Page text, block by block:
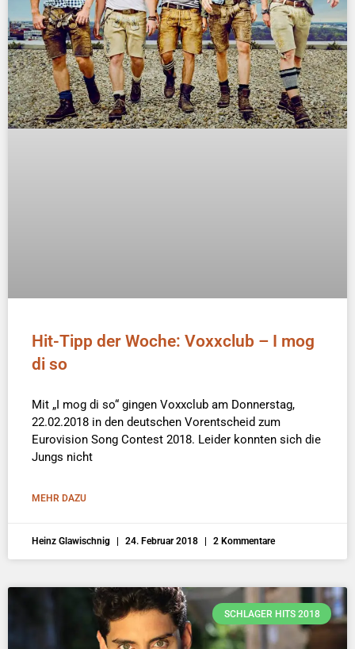
Hit-Tipp der Woche: Voxxclub – I mog
di so
Mit „I mog di so“ gingen Voxxclub am Donnerstag,
22.02.2018 in den deutschen Vorentscheid zum
Eurovision Song Contest 2018. Leider konnten sich die
Jungs nicht
MEHR DAZU
Heinz Glawischnig 24. Februar 2018 2 Kommentare
SCHLAGER HITS 2018